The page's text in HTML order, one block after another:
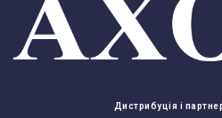
Дистрибуція і